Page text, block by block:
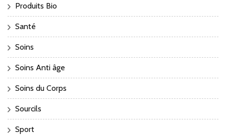
Produits Bio
Santé
Soins
Soins Anti âge
Soins du Corps
Sourcils
Sport